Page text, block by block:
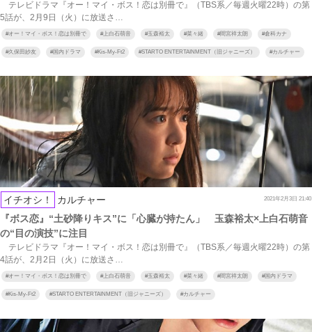
テレビドラマ『オー！マイ・ボス！恋は別冊で』（TBS系／毎週火曜22時）の第
5話が、2月9日（火）に放送さ…
#オー！マイ・ボス！恋は別冊で #上白石萌音 #玉森裕太 #菜々緒 #間宮祥太朗 #倉科カナ
#久保田紗友 #国内ドラマ #Kis-My-Ft2 #STARTO ENTERTAINMENT（旧ジャニーズ） #カルチャー
イチオシ！ カルチャー 2021年2月3日 21:40
『ボス恋』“土砂降りキス”に「心臓が持たん」 玉森裕太×上白石萌音
の“目の演技”に注目
テレビドラマ『オー！マイ・ボス！恋は別冊で』（TBS系／毎週火曜22時）の第
4話が、2月2日（火）に放送さ…
#オー！マイ・ボス！恋は別冊で #上白石萌音 #玉森裕太 #菜々緒 #間宮祥太朗 #国内ドラマ
#Kis-My-Ft2 #STARTO ENTERTAINMENT（旧ジャニーズ） #カルチャー